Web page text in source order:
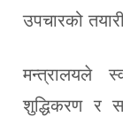
उपचारको
मन्त्रालयले
शुद्धिकरण र